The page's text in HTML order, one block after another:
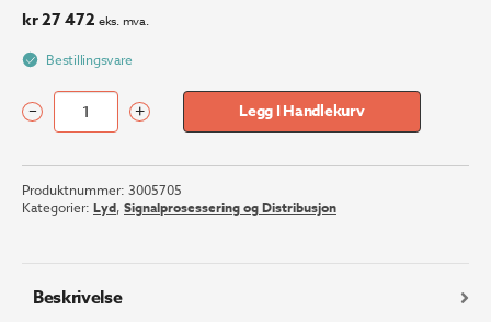
kr27 472 eks. mva.
Bestillingsvare
Blackmagic
Talkback
Converter
4K
– + Legg I Handlekurv
Produktnummer: 3005705
Kategorier: Lyd, Signalprosessering og Distribusjon
Beskrivelse